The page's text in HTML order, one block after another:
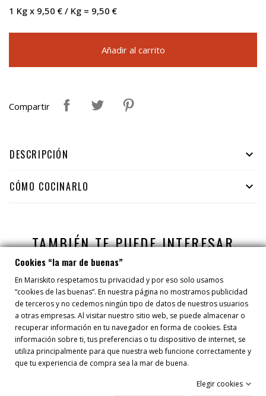
1 Kg x 9,50 € / Kg = 9,50 €
Añadir al carrito
Compartir
DESCRIPCIÓN 
CÓMO COCINARLO 
TAMBIÉN TE PUEDE INTERESAR
Cookies “la mar de buenas”
En Mariskito respetamos tu privacidad y por eso solo usamos
“cookies de las buenas”. En nuestra página no mostramos publicidad
de terceros y no cedemos ningún tipo de datos de nuestros usuarios
a otras empresas. Al visitar nuestro sitio web, se puede almacenar o
recuperar información en tu navegador en forma de cookies. Esta
información sobre ti, tus preferencias o tu dispositivo de internet, se
utiliza principalmente para que nuestra web funcione correctamente y
que tu experiencia de compra sea la mar de buena.
Elegir cookies